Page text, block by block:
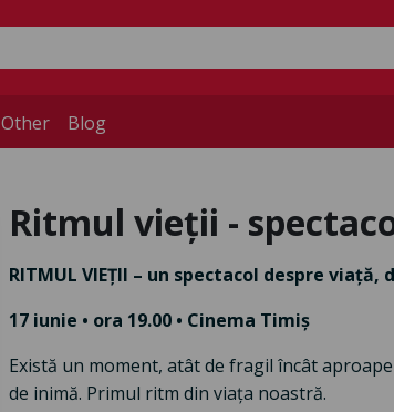
Other Blog
Ritmul vieții -
RITMUL VIEȚII – un spectacol despre
17 iunie • ora 19.00 • Cinema Timiș
Există un moment, atât de fragil încât
de inimă. Primul ritm din viața noastră.